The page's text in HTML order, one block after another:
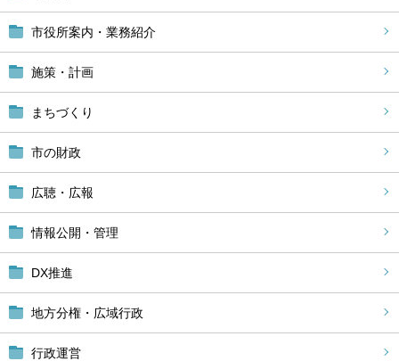
市役所案内・業務紹介
施策・計画
まちづくり
市の財政
広聴・広報
情報公開・管理
DX推進
地方分権・広域行政
行政運営